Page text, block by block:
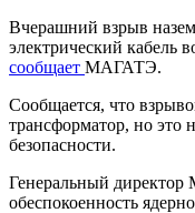
Вчерашний взрыв
электрический кабель
сообщает МАГАТЭ.
Сообщается, что
трансформатор, но это
безопасности.
Генеральный
обеспокоенность